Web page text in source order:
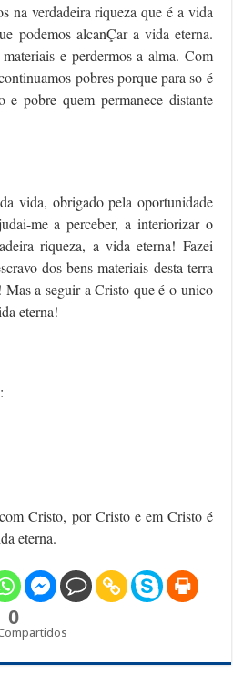
na verdadeira riqueza que é a vida
podemos alcanÇar a vida eterna.
e perdermos a alma. Com
pobres porque para so é
pobre quem permanece distante
vida, obrigado pela oportunidade
me a perceber, a interiorizar o
riqueza, a vida eterna! Fazei
dos bens materiais desta terra
Mas a seguir a Cristo que é o unico
eterna!
Cristo, por Cristo e em Cristo é
eterna.
0